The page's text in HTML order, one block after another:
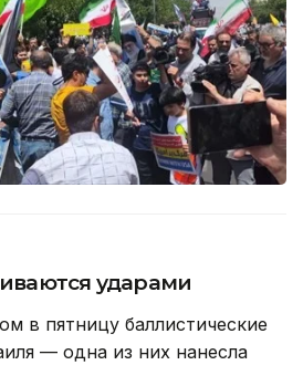
ударами
в пятницу баллистические
— одна из них нанесла